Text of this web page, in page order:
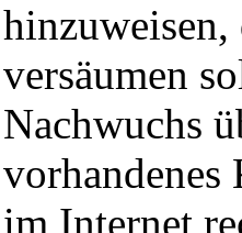
versäumen
Nachwuchs
im Internet